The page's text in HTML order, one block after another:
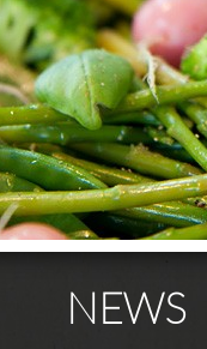
NEWS